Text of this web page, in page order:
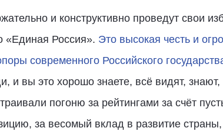
и конструктивно проведут свои
«Единая Россия». Это высокая честь и
современного Российского
и вы это хорошо знаете, всё видят, знают,
погоню за рейтингами за счёт
за весомый вклад в развитие